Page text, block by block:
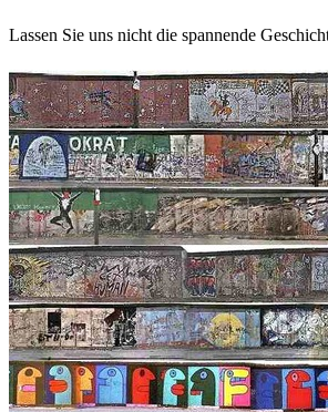
Lassen Sie uns nicht die spannende